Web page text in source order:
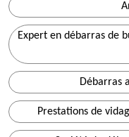
Expert en débarras de
Débarras
Prestations de